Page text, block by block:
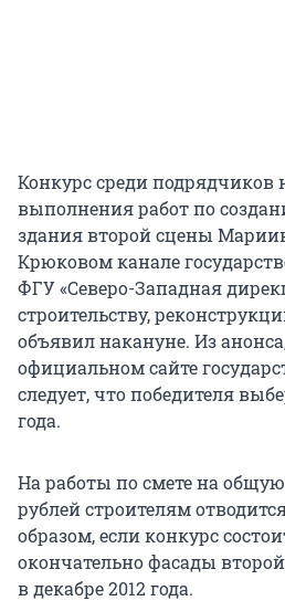
Конкурс среди подрядчиков
выполнения работ по
здания второй сцены
Крюковом канале
ФГУ «Северо-Западная
строительству,
объявил накануне. Из
официальном сайте
следует, что победителя
года.
На работы по смете на
рублей строителям
образом, если конкурс
окончательно фасады
в декабре 2012 года.